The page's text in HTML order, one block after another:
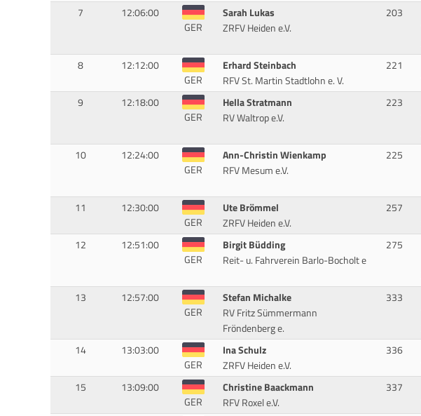
7
12:06:00
GER
Sarah Lukas
ZRFV Heiden e.V.
203
8
12:12:00
GER
Erhard Steinbach
RFV St. Martin Stadtlohn e. V.
221
9
12:18:00
GER
Hella Stratmann
RV Waltrop e.V.
223
10
12:24:00
GER
Ann-Christin Wienkamp
RFV Mesum e.V.
225
11
12:30:00
GER
Ute Brömmel
ZRFV Heiden e.V.
257
12
12:51:00
GER
Birgit Büdding
Reit- u. Fahrverein Barlo-Bocholt e
275
13
12:57:00
GER
Stefan Michalke
RV Fritz Sümmermann
Fröndenberg e.
333
14
13:03:00
GER
Ina Schulz
ZRFV Heiden e.V.
336
15
13:09:00
GER
Christine Baackmann
RFV Roxel e.V.
337